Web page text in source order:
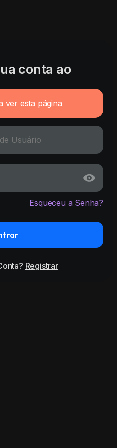
conta ao
ver esta página
Esqueceu a Senha?
Registrar